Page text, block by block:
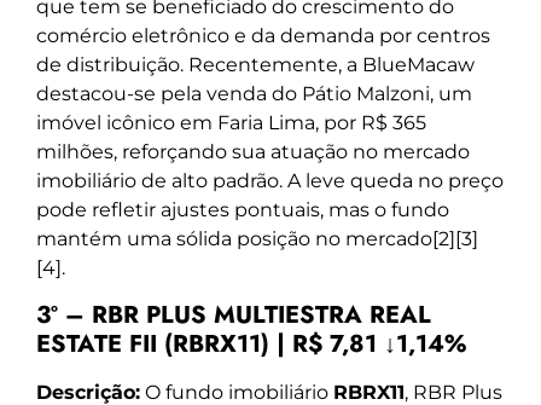
que tem se beneficiado do crescimento do
comércio eletrônico e da demanda por centros
de distribuição. Recentemente, a BlueMacaw
destacou-se pela venda do Pátio Malzoni, um
imóvel icônico em Faria Lima, por R$ 365
milhões, reforçando sua atuação no mercado
imobiliário de alto padrão. A leve queda no preço
pode refletir ajustes pontuais, mas o fundo
mantém uma sólida posição no mercado[2][3]
[4].
3º – RBR PLUS MULTIESTRA REAL
ESTATE FII (RBRX11) | R$ 7,81 ↓1,14%
Descrição: O fundo imobiliário RBRX11, RBR Plus